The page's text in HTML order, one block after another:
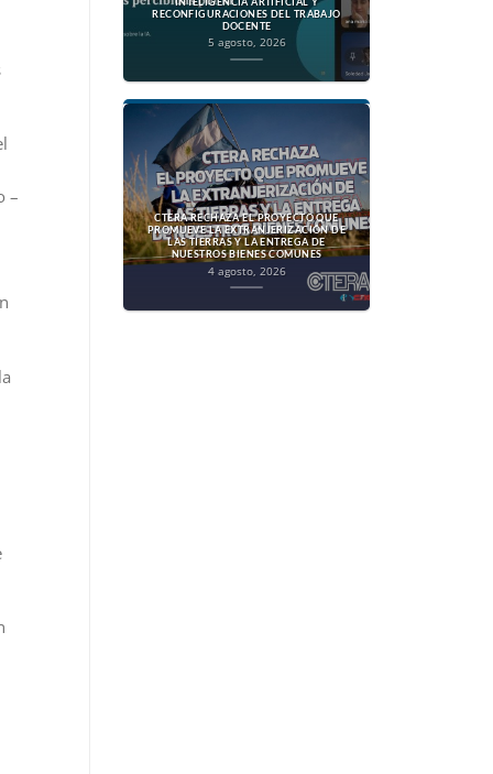
–
RECONFIGURACIONES DEL TRABAJO
DOCENTE
5 agosto, 2026
CTERA RECHAZA EL PROYECTO QUE
PROMUEVE LA EXTRANJERIZACIÓN DE
LAS TIERRAS Y LA ENTREGA DE
NUESTROS BIENES COMUNES
4 agosto, 2026